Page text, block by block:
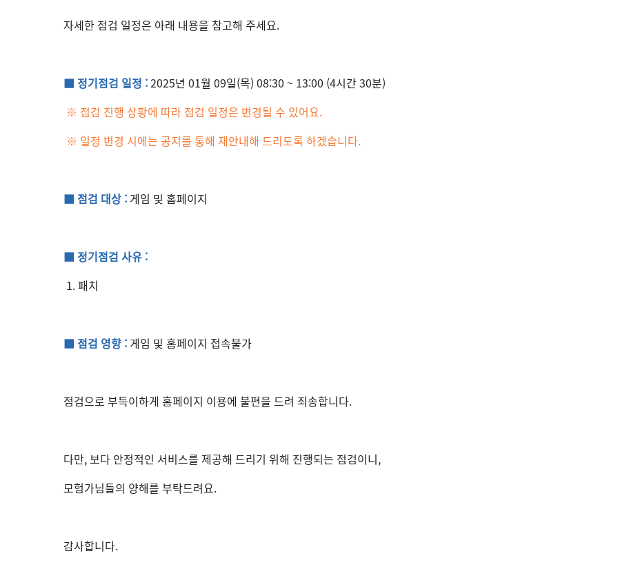
자세한 점검 일정은 아래 내용을 참고해 주세요.
■ 정기점검 일정 :2025년 01월 09일(목) 08:30 ~ 13:00 (4시간 30분)
※ 점검 진행 상황에 따라 점검 일정은 변경될 수 있어요.
※ 일정 변경 시에는 공지를 통해 재안내해 드리도록 하겠습니다.
■ 점검 대상 : 게임 및 홈페이지
■ 정기점검 사유 :
1. 패치
■ 점검 영향 : 게임 및 홈페이지 접속불가
점검으로 부득이하게 홈페이지 이용에 불편을 드려 죄송합니다.
다만, 보다 안정적인 서비스를 제공해 드리기 위해 진행되는 점검이니,
모험가님들의 양해를 부탁드려요.
감사합니다.